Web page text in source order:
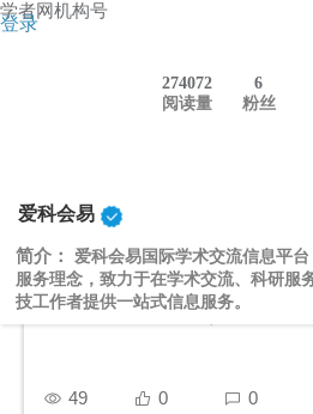
学者网机构号
登录
274072
阅读量
6
粉丝
爱科会易
简介：
爱科会易国际学术交流信息平
服务理念，致力于在学术交流、科研服
技工作者提供一站式信息服务。
爱科会易国际学术交流信息平台-
2490
会议征稿|2026年第二届电力系
电网技术国际会议（PSSGT 2026
49 0 0